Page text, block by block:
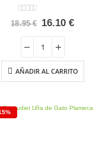
0 out of 5
18.95€ El
era:
18.95 €.
16.10€El
16.10 €.
AÑADIR AL CARRITO